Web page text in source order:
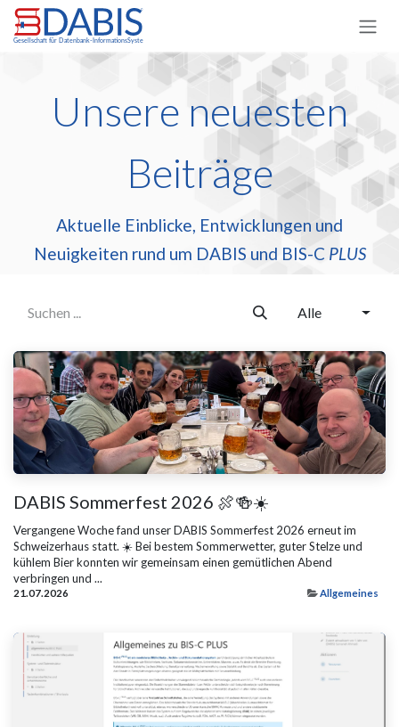
Zum Inhalt springen
Unsere neuesten
Beiträge
Aktuelle Einblicke, Entwicklungen und
Neuigkeiten rund um DABIS und BIS-C PLUS
Alle
DABIS Sommerfest 2026 🍖🍻☀️
Vergangene Woche fand unser DABIS Sommerfest 2026 erneut im
Schweizerhaus statt. ☀️️ Bei bestem Sommerwetter, guter Stelze und
kühlem Bier konnten wir gemeinsam einen gemütlichen Abend
verbringen und ...
21.07.2026 Allgemeines